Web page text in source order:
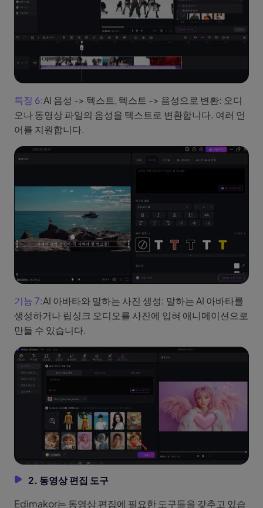
특징 6:AI 음성 -> 텍스트, 텍스트 -> 음성으로 변환: 오디
오나 동영상 파일의 음성을 텍스트로 변환합니다. 여러 언
어를 지원합니다.
기능 7:AI 아바타와 말하는 사진 생성: 말하는 AI 아바타를
생성하거나 립싱크 오디오를 사진에 입혀 애니메이션으로
만들 수 있습니다.
2. 동영상 편집 도구
Edimakor는 동영상 편집에 필요한 도구들을 갖추고 있습